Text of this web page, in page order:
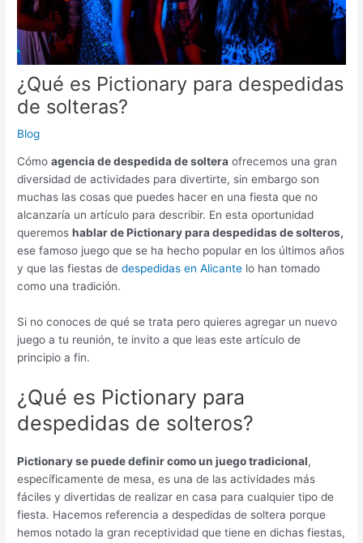
¿Qué es Pictionary para despedidas
de solteras?
Blog
Cómoagencia de despedida de soltera ofrecemos una gran
diversidad de actividades para divertirte, sin embargo son
muchas las cosas que puedes hacer en una fiesta que no
alcanzaría un artículo para describir. En esta oportunidad
queremoshablar de Pictionary para despedidas de solteros,
ese famoso juego que se ha hecho popular en los últimos años
y que las fiestas dedespedidas en Alicante lo han tomado
como una tradición.
Si no conoces de qué se trata pero quieres agregar un nuevo
juego a tu reunión, te invito a que leas este artículo de
principio a fin.
¿Qué es Pictionary para
despedidas de solteros?
Pictionary se puede definir como un juego tradicional,
específicamente de mesa, es una de las actividades más
fáciles y divertidas de realizar en casa para cualquier tipo de
fiesta. Hacemos referencia a despedidas de soltera porque
hemos notado la gran receptividad que tiene en dichas fiestas,